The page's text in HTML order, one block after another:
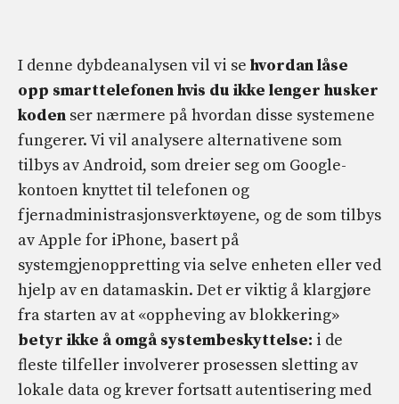
I denne dybdeanalysen vil vi se hvordan låse
opp smarttelefonen hvis du ikke lenger husker
koden ser nærmere på hvordan disse systemene
fungerer. Vi vil analysere alternativene som
tilbys av Android, som dreier seg om Google-
kontoen knyttet til telefonen og
fjernadministrasjonsverktøyene, og de som tilbys
av Apple for iPhone, basert på
systemgjenoppretting via selve enheten eller ved
hjelp av en datamaskin. Det er viktig å klargjøre
fra starten av at «oppheving av blokkering»
betyr ikke å omgå systembeskyttelse: i de
fleste tilfeller involverer prosessen sletting av
lokale data og krever fortsatt autentisering med